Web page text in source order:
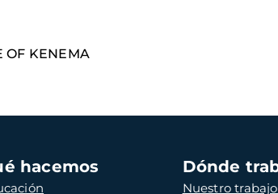
OF KENEMA
hacemos Dónde
Nuestro